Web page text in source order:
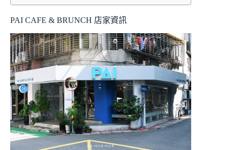
PAI CAFE & BRUNCH 店家資訊